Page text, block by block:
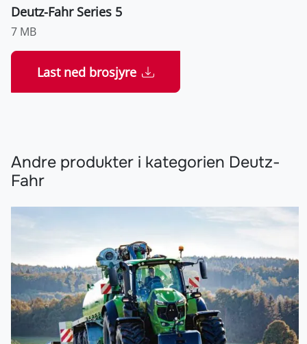
Deutz-Fahr Series 5
7 MB
Last ned brosjyre
Andre produkter i kategorien Deutz-
Fahr